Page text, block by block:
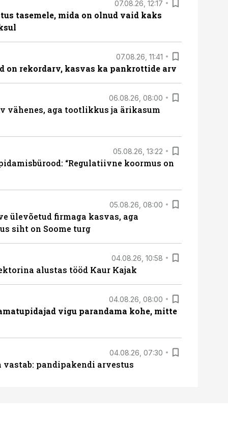
07.08.26, 12:17
tasemele, mida on olnud vaid kaks
07.08.26, 11:41
on rekordarv, kasvas ka pankrottide arv
06.08.26, 08:00
vähenes, aga tootlikkus ja ärikasum
05.08.26, 13:22
“Regulatiivne koormus on
05.08.26, 08:00
ülevõetud firmaga kasvas, aga
siht on Soome turg
04.08.26, 10:58
alustas tööd Kaur Kajak
04.08.26, 08:00
vigu parandama kohe, mitte
04.08.26, 07:30
vastab: pandipakendi arvestus